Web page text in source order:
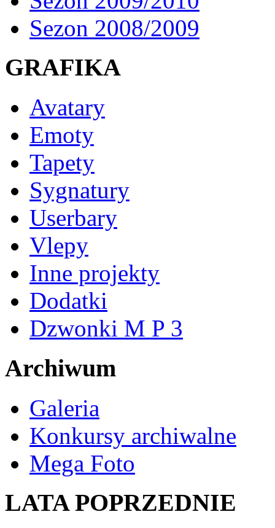
Sezon 2008/2009
GRAFIKA
Avatary
Emoty
Tapety
Sygnatury
Userbary
Vlepy
Inne projekty
Dodatki
Dzwonki M P 3
Archiwum
Galeria
Konkursy archiwalne
Mega Foto
LATA POPRZEDNIE